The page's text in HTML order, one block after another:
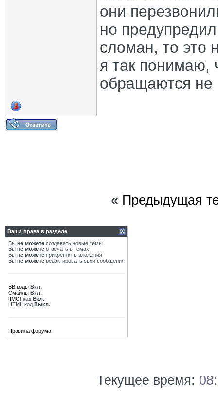
они
но
сломан, то это
я так понимаю,
обращаются не
« Предыдущая
Ваши права в разделе
Вы не можете создавать новые темы
Вы не можете отвечать в темах
Вы не можете прикреплять вложения
Вы не можете редактировать свои сообщения
BB коды Вкл.
Смайлы Вкл.
[IMG] код Вкл.
HTML код Выкл.
Правила форума
Текущее время: